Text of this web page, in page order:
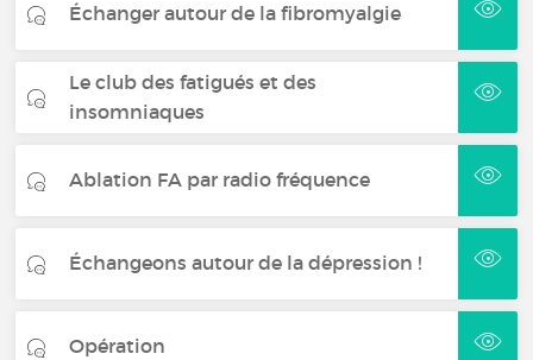
Échanger autour de la fibromyalgie
Le club des fatigués et des
insomniaques
Ablation FA par radio fréquence
Échangeons autour de la dépression !
Opération